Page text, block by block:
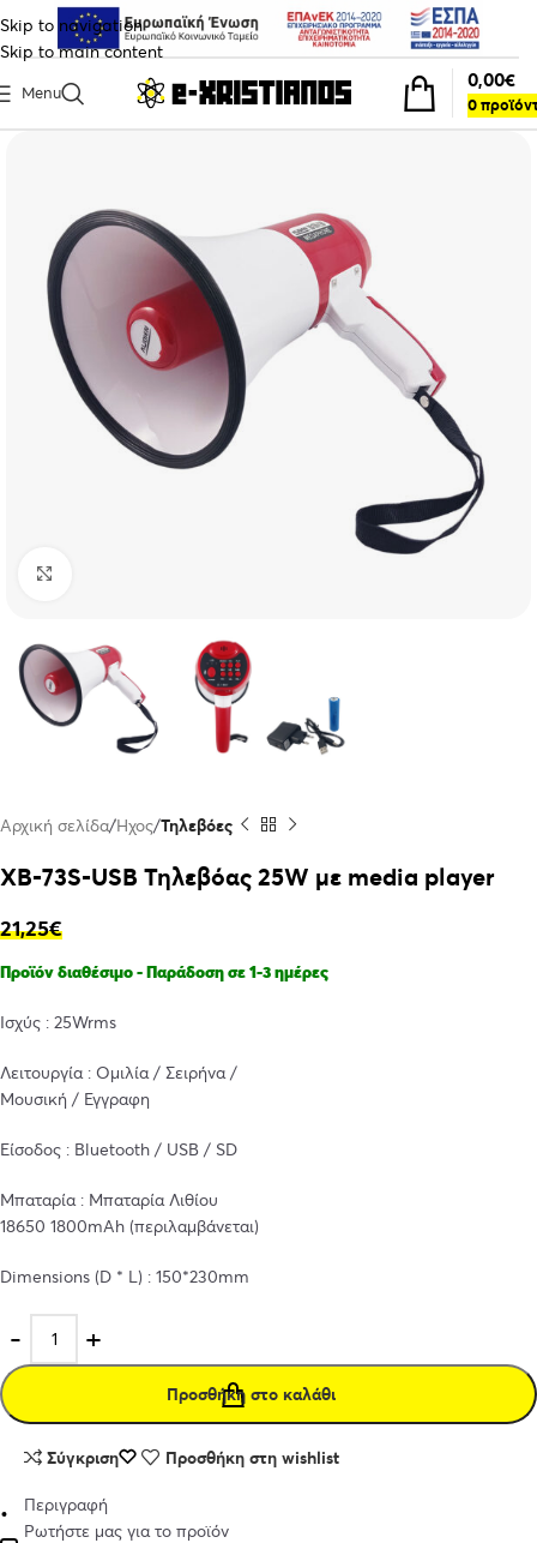
Skip to navigation
Skip to main content
Menu
0
0,00€
Αρχική σελίδα Ήχος Τηλεβόες
XB-73S-USB Τηλεβόας 25W με media player
21,25€
Προϊόν διαθέσιμο - Παράδοση σε 1-3 ημέρες
Ισχύς : 25Wrms
Λειτουργία : Ομιλία / Σειρήνα /
Μουσική / Εγγραφη
Είσοδος : Bluetooth / USB / SD
Μπαταρία : Μπαταρία Λιθίου
18650 1800mAh (περιλαμβάνεται)
Dimensions (D * L) : 150*230mm
Προσθήκη στο καλάθι
Σύγκριση Προσθήκη στη wishlist
Περιγραφή
Ρωτήστε μας για το προϊόν